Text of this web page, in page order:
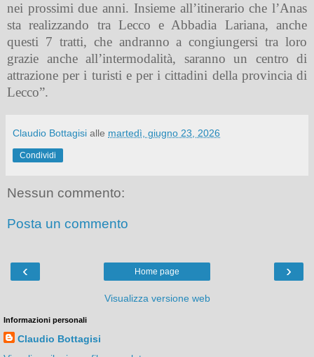
nei prossimi due anni. Insieme all’itinerario che l’Anas
sta realizzando tra Lecco e Abbadia Lariana, anche
questi 7 tratti, che andranno a congiungersi tra loro
grazie anche all’intermodalità, saranno un centro di
attrazione per i turisti e per i cittadini della provincia di
Lecco”.
Claudio Bottagisi alle martedì, giugno 23, 2026
Condividi
Nessun commento:
Posta un commento
‹ ›
Home page
Visualizza versione web
Informazioni personali
Claudio Bottagisi